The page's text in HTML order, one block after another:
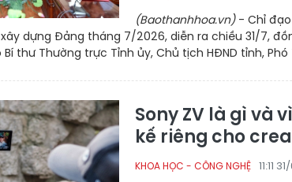
(Baothanhhoa.vn)- Chỉ đạo
dựng Đảng tháng 7/2026, diễn ra chiều 31/7,
thư Thường trực Tỉnh ủy, Chủ tịch HĐND tỉnh, Phó
Sony ZV là gì và
kế riêng cho
KHOA HỌC - CÔNG NGHỆ 11:11